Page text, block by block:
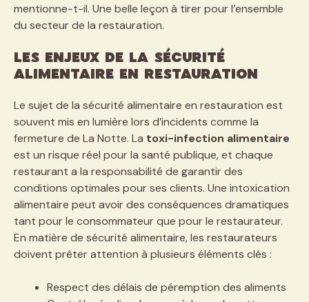
mentionne-t-il. Une belle leçon à tirer pour l’ensemble
du secteur de la restauration.
Les enjeux de la sécurité
alimentaire en restauration
Le sujet de la sécurité alimentaire en restauration est
souvent mis en lumière lors d’incidents comme la
fermeture de La Notte. La toxi-infection alimentaire
est un risque réel pour la santé publique, et chaque
restaurant a la responsabilité de garantir des
conditions optimales pour ses clients. Une intoxication
alimentaire peut avoir des conséquences dramatiques
tant pour le consommateur que pour le restaurateur.
En matière de sécurité alimentaire, les restaurateurs
doivent prêter attention à plusieurs éléments clés :
Respect des délais de péremption des aliments